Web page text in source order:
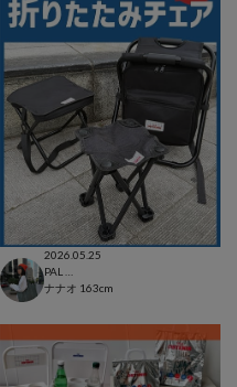
2026.05.25
ナナオ 163cm